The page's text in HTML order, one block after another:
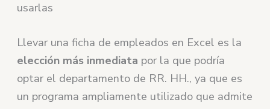
usarlas
Llevar una ficha de empleados en Excel es la
elección más inmediata por la que podría
optar el departamento de RR. HH., ya que es
un programa ampliamente utilizado que admite